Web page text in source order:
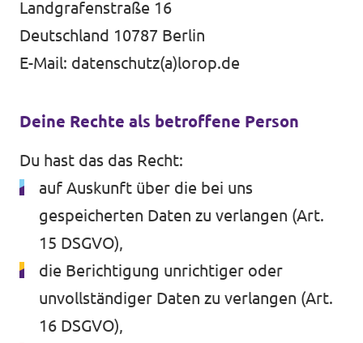
Transparenz
Datenschutz
Impressum
Landgrafenstraße 16
Deutschland 10787 Berlin
E-Mail: datenschutz(a)lorop.de
Deine Rechte als betroffene Person
Du hast das das Recht:
auf Auskunft über die bei uns
gespeicherten Daten zu verlangen (Art.
15 DSGVO),
die Berichtigung unrichtiger oder
unvollständiger Daten zu verlangen (Art.
16 DSGVO),